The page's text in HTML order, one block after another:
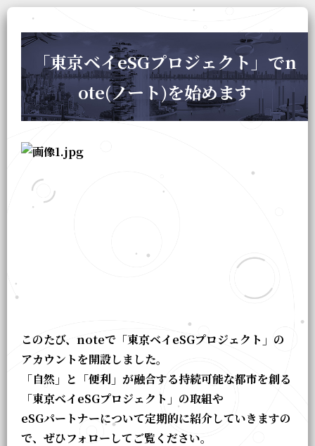
「東京ベイeSGプロジェクト」でn
ote(ノート)を始めます
このたび、noteで「東京ベイeSGプロジェクト」の
アカウントを開設しました。
「自然」と「便利」が融合する持続可能な都市を創る
「東京べイeSGプロジェクト」の取組や
eSGパートナーについて定期的に紹介していきますの
で、ぜひフォローしてご覧ください。